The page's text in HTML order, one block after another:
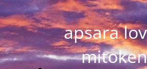
Skip
to
content
apsara
mitoken